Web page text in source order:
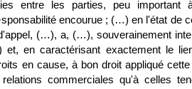
entre les parties, peu
encourue ; (…)en l'état de
(…), a, (…), souverainement
et, en caractérisant exactement le
en cause, à bon droit appliqué
commerciales qu'à celles